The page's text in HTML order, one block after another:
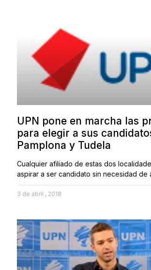
UPN pone en marcha las
para elegir a sus
Pamplona y Tudela
Cualquier afiliado de estas dos
aspirar a ser candidato sin necesidad de
3 de abril , 2018